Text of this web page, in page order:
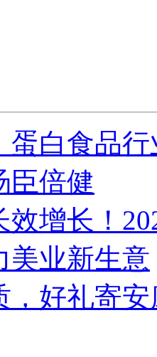
蛋白食品
臣倍健
效增长！
美业新生意
，好礼寄